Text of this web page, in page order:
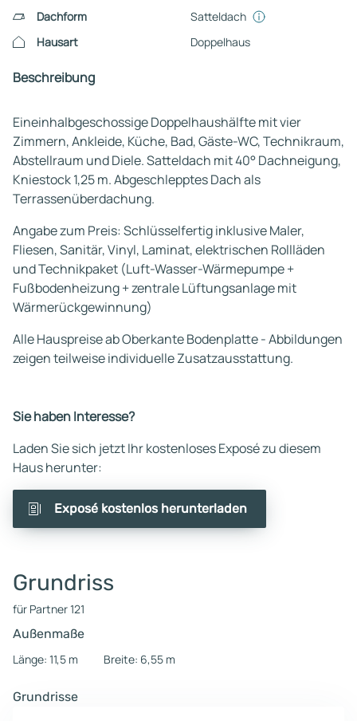
Dachform
Satteldach
Hausart
Doppelhaus
Beschreibung
Eineinhalbgeschossige Doppelhaushälfte mit vier
Zimmern, Ankleide, Küche, Bad, Gäste-WC, Technikraum,
Abstellraum und Diele. Satteldach mit 40° Dachneigung,
Kniestock 1,25 m. Abgeschlepptes Dach als
Terrassenüberdachung.
Angabe zum Preis: Schlüsselfertig inklusive Maler,
Fliesen, Sanitär, Vinyl, Laminat, elektrischen Rollläden
und Technikpaket (Luft-Wasser-Wärmepumpe +
Fußbodenheizung + zentrale Lüftungsanlage mit
Wärmerückgewinnung)
Alle Hauspreise ab Oberkante Bodenplatte - Abbildungen
zeigen teilweise individuelle Zusatzausstattung.
Sie haben Interesse?
Laden Sie sich jetzt Ihr kostenloses Exposé zu diesem
Haus herunter:
Exposé kostenlos herunterladen
Grundriss
für Partner 121
Außenmaße
Länge: 11,5 m
Breite: 6,55 m
Grundrisse